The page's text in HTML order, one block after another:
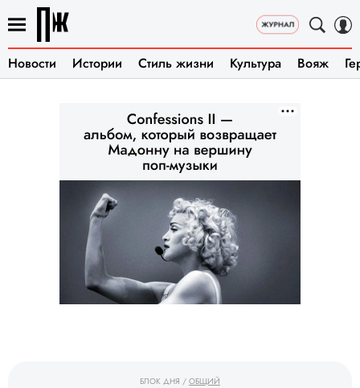
Новости Истории Стиль жизни Культура Вояж
БЛОК ДНЯ / ОБЩИЙ